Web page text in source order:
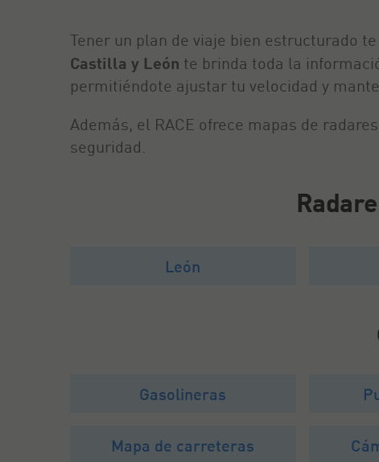
Tener un plan de viaje bien estructurado
Castilla y León te brinda toda la
permitiéndote ajustar tu velocidad y
Además, el RACE ofrece mapas de
seguridad.
León
Gasolineras
Mapa de carreteras